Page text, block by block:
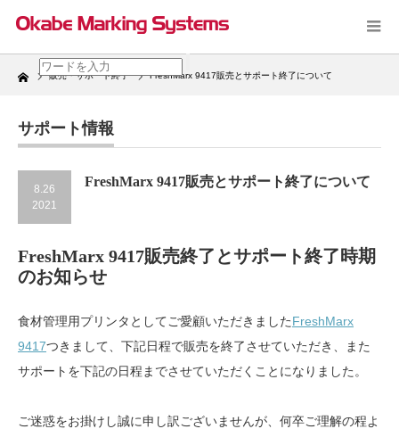
Home 販売・サポート終了 FreshMarx 9417販売とサポート終了について
サポート情報
8.26
2021
FreshMarx 9417販売とサポート終了について
FreshMarx 9417販売終了とサポート終了時期
のお知らせ
食材管理用プリンタとしてご愛顧いただきましたFreshMarx
9417つきまして、下記日程で販売を終了させていただき、また
サポートを下記の日程までさせていただくことになりました。
ご迷惑をお掛けし誠に申し訳ございませんが、何卒ご理解の程よ